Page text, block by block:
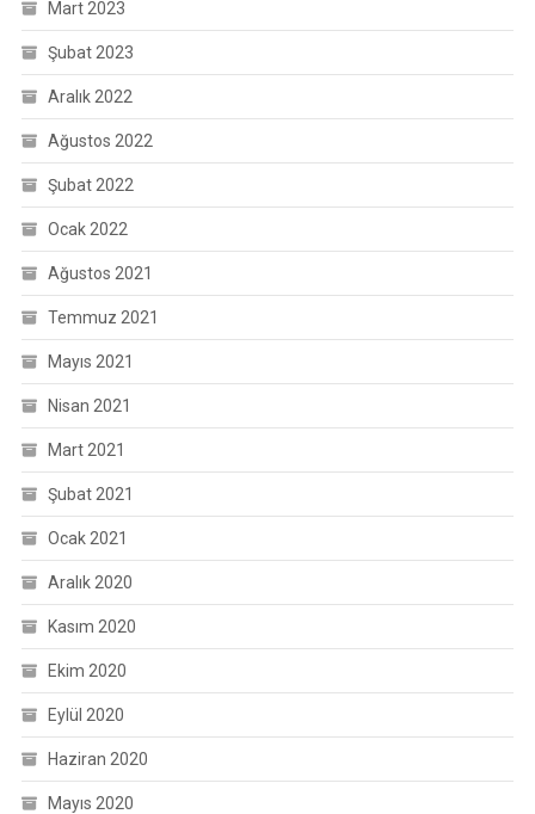
Mart 2023
Şubat 2023
Aralık 2022
Ağustos 2022
Şubat 2022
Ocak 2022
Ağustos 2021
Temmuz 2021
Mayıs 2021
Nisan 2021
Mart 2021
Şubat 2021
Ocak 2021
Aralık 2020
Kasım 2020
Ekim 2020
Eylül 2020
Haziran 2020
Mayıs 2020